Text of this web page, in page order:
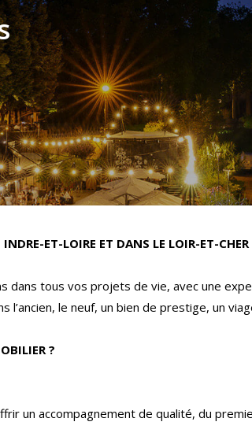
ET-LOIRE ET DANS LE LOIR-ET-CHER
dans tous vos projets de vie, avec une
le neuf, un bien de prestige, un
?
un accompagnement de qualité, du